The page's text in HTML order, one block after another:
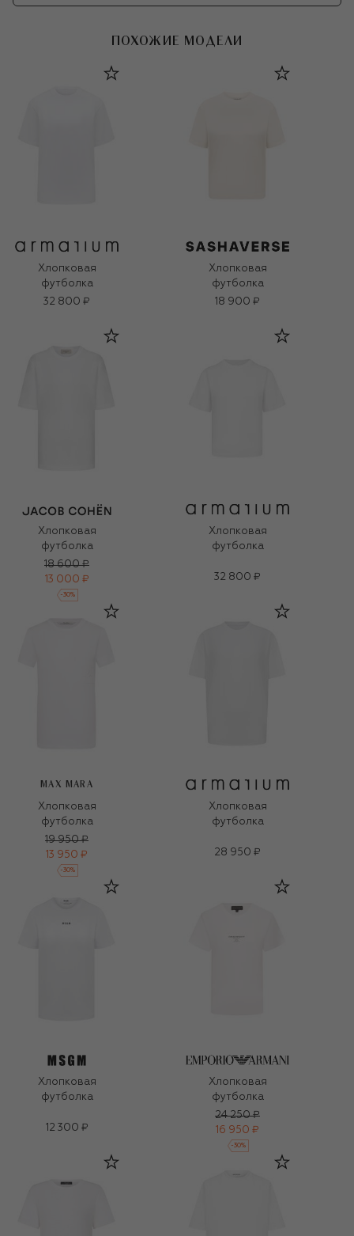
ПОХОЖИЕ МОДЕЛИ
Хлопковая
футболка
32 800 ₽
Хлопковая
футболка
18 900 ₽
Хлопковая
футболка
18 600 ₽
13 000 ₽
-30%
Хлопковая
футболка
32 800 ₽
MAX MARA
Хлопковая
футболка
19 950 ₽
13 950 ₽
-30%
Хлопковая
футболка
28 950 ₽
Хлопковая
футболка
12 300 ₽
Хлопковая
футболка
24 250 ₽
16 950 ₽
-30%